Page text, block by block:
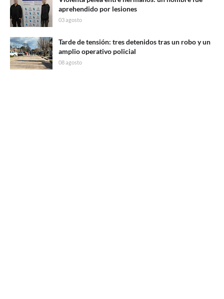
aprehendido por lesiones
03 agosto
Tarde de tensión: tres detenidos tras un robo y un
amplio operativo policial
08 agosto